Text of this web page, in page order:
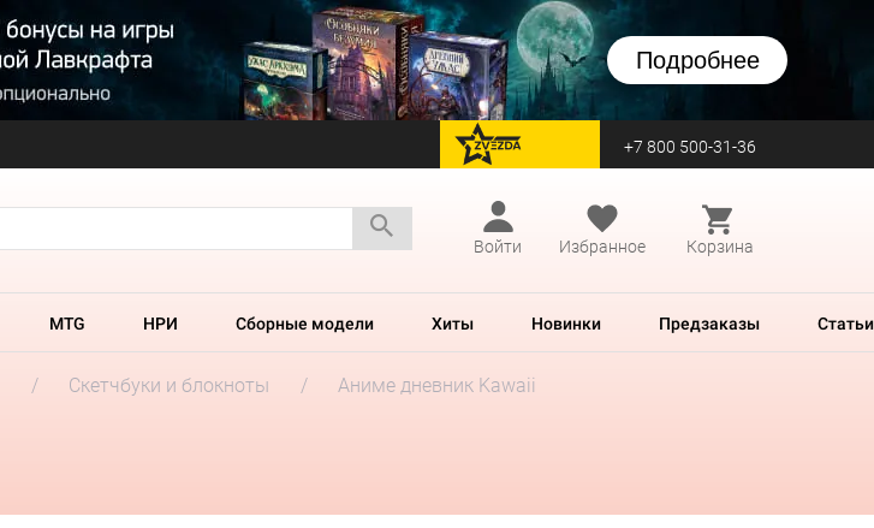
Подробнее
перейти на Zvezda +7 800 500-31-36
Войти
Избранное Корзина
MTG НРИ Сборные модели Хиты Новинки Предзаказы Статьи
Скетчбуки и блокноты Аниме дневник Kawaii